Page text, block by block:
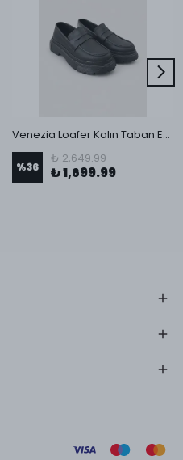
Venezia Loafer Kalın Taban Erkek Ayakkabı
%36
₺ 2,649.99
₺ 1,699.99